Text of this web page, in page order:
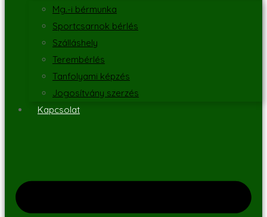
Mg.-i bérmunka
Sportcsarnok bérlés
Szálláshely
Terembérlés
Tanfolyami képzés
Jogosítvány szerzés
Kapcsolat